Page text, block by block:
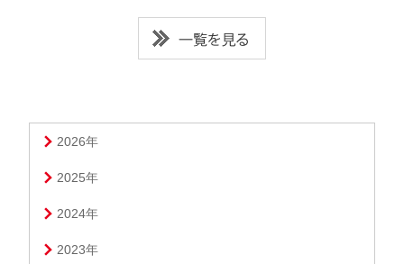
2026年
2025年
2024年
2023年